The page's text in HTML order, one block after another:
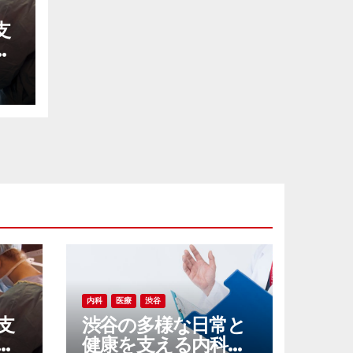
内科 医療 渋谷
渋谷の多様な日常と
健康を支える内科ク